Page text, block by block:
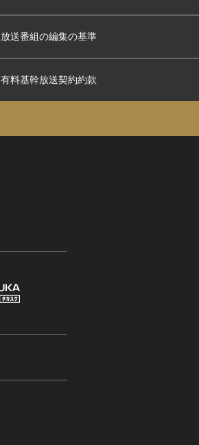
放送番組の編集の基準
有料基幹放送契約約款